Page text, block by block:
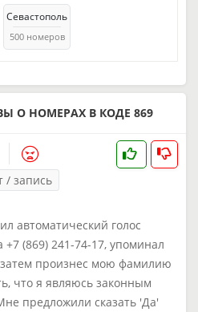
Севастополь
500 номеров
О НОМЕРАХ В КОДЕ 869
/ запись
автоматический голос
(869) 241-74-17, упоминал
произнес мою фамилию
что я являюсь законным
предложили сказать 'Да'